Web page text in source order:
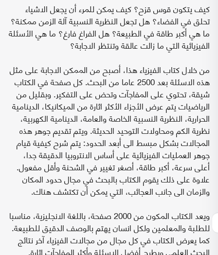
كيف يتكون قوس قزح؟ كيف يمكن للمرء أن يجعل الاشياء
تحلق في الفضاء؟ هل تجعل النظرية النسبية آلة الزمن ممكنة؟
ما هي أكبر طاقة في الطبيعة؟ هل الفراغ فارغ؟ ما هي الأسئلة
الفيزيائية التي ما زالت عالقة وتنتظر الاجابة؟
من خلال كتاب الفيزياء هذا، أصبح من الممكن الاجابة على مثل
هذه الاسئلة بعد 2500 عاما من البحث. كل صفحة في الكتاب
شيقة، تحتوي على المفاجآت وتحض على التفكير. وبقليل من
الرياضيات يتم عرض الأجزاء الأكثر اثارة من الميكانيكا، الدينامية
الحرارية، النظرية النسبية الخاصة والعامة، الدينامية الكهربية،
نظرية الكم ومحاولات التوحيد الحديثة. ويتم تقديم جوهر هذه
المجالات بشكل مبسط الى أبعد الحدود: يتم شرح كيفية قيام
جوهر العمليات الفيزيائية على أساس الانتروبيا الدقيقة جدا،
أعلى سرعة، أكبر طاقة، أصغر تغيير في الشحنة وأقل مفعول.
علاوة على ذلك يقوم الكتاب بالبحث في مجال حدود المكان
والزمان الى جانب العجائب، التي يمكن أن تكتشف هناك.
ويعد الكتاب المكون من 2000 صفحة، باللغة الانجليزية، مناسبا
للطلبة والمعلمين ولكل انسان يهتم بالوصف الدقيق للطبيعة.
كما يعرض الكتاب في كل مجال من مجالات الفيزياء آخر نتائج
البحث العلمي ويطرح أفضل الاسئلة وأكثر المفاجآت اثارة.